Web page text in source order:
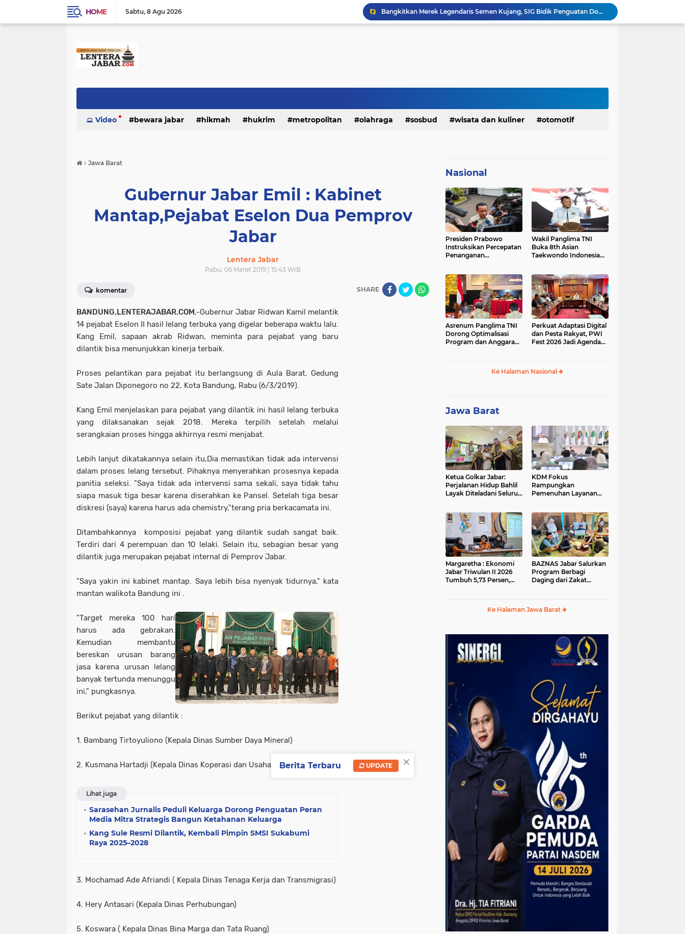
HOME Sabtu 8 Agu 2026
Ketua Golkar Jabar: Perjalanan Hidup Bahlil Layak Diteladani Seluruh Kader Partai
KDM Fokus Rampungkan Pemenuhan Layanan Dasar dan Konektivitas Wilayah pada 2027
Jelang Konferprov PWI Jabar, Bos Ayo Media Sambangi Rumah PWI Kota Bogor
Video bewara jabar hikmah hukrim metropolitan olahraga sosbud wisata dan kuliner otomotif
› Jawa Barat
Gubernur Jabar Emil : Kabinet
Mantap,Pejabat Eselon Dua Pemprov
Jabar
Lentera Jabar
Rabu, 06 Maret 2019 | 15:43 WIB
komentar SHARE
BANDUNG,LENTERAJABAR.COM,-Gubernur Jabar Ridwan Kamil melantik
14 pejabat Eselon II hasil lelang terbuka yang digelar beberapa waktu lalu.
Kang Emil, sapaan akrab Ridwan, meminta para pejabat yang baru
dilantik bisa menunjukkan kinerja terbaik.
Proses pelantikan para pejabat itu berlangsung di Aula Barat, Gedung
Sate Jalan Diponegoro no 22, Kota Bandung, Rabu (6/3/2019).
Kang Emil menjelaskan para pejabat yang dilantik ini hasil lelang terbuka
yang dilaksanakan sejak 2018. Mereka terpilih setelah melalui
serangkaian proses hingga akhirnya resmi menjabat.
Lebih lanjut dikatakannya selain itu,Dia memastikan tidak ada intervensi
dalam proses lelang tersebut. Pihaknya menyerahkan prosesnya kepada
panitia seleksi. "Saya tidak ada intervensi sama sekali, saya tidak tahu
siapa masuk tiga besar karena diserahkan ke Pansel. Setelah tiga besar
diskresi (saya) karena harus ada chemistry,"terang pria berkacamata ini.
Ditambahkannya komposisi pejabat yang dilantik sudah sangat baik.
Terdiri dari 4 perempuan dan 10 lelaki. Selain itu, sebagian besar yang
dilantik juga merupakan pejabat internal di Pemprov Jabar.
"Saya yakin ini kabinet mantap. Saya lebih bisa nyenyak tidurnya," kata
mantan walikota Bandung ini .
"Target mereka 100 hari
harus ada gebrakan.
Kemudian membantu
bereskan urusan barang
jasa karena urusan lelang
banyak tertunda menunggu
ini," pungkasnya.
Berikut pejabat yang dilantik :
1. Bambang Tirtoyuliono (Kepala Dinas Sumber Daya Mineral)
2. Kusmana Hartadji (Kepala Dinas Koperasi dan Usaha Kecil)
Lihat juga
Sarasehan Jurnalis Peduli Keluarga Dorong Penguatan Peran
Media Mitra Strategis Bangun Ketahanan Keluarga
Kang Sule Resmi Dilantik, Kembali Pimpin SMSI Sukabumi
Raya 2025–2028
3. Mochamad Ade Afriandi ( Kepala Dinas Tenaga Kerja dan Transmigrasi)
4. Hery Antasari (Kepala Dinas Perhubungan)
5. Koswara ( Kepala Dinas Bina Marga dan Tata Ruang)
Nasional
Presiden Prabowo
Instruksikan Percepatan
Penanganan
BBM
Wakil Panglima TNI
Buka 8th Asian
Taekwondo Indonesia
Asrenum Panglima TNI
Dorong Optimalisasi
Program dan Anggaran
Perkuat Adaptasi Digital
dan Pesta Rakyat, PWI
Fest 2026 Jadi Agenda
Ke Halaman Nasional
Jawa Barat
Ketua Golkar Jabar:
Perjalanan Hidup Bahlil
Layak Diteladani Seluruh
KDM Fokus
Rampungkan
Pemenuhan Layanan
Margaretha : Ekonomi
Jabar Triwulan II 2026
Tumbuh 5,73 Persen,
BAZNAS Jabar Salurkan
Program Berbagi
Daging dari Zakat
Ke Halaman Jawa Barat
×
Berita Terbaru UPDATE